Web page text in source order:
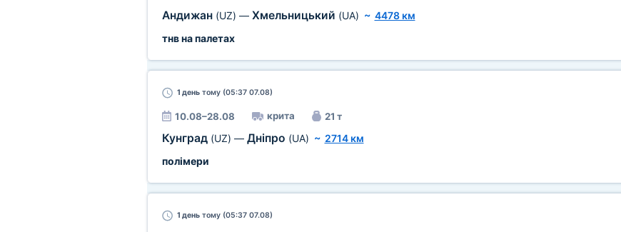
Андижан (UZ) — Хмельницький (UA) ~ 4478 км
тнв на палетах
1 деньтому (05:37 07.08)
10.08–28.08 крита 21 т
Кунград (UZ) — Дніпро (UA) ~ 2714 км
полімери
1 деньтому (05:37 07.08)